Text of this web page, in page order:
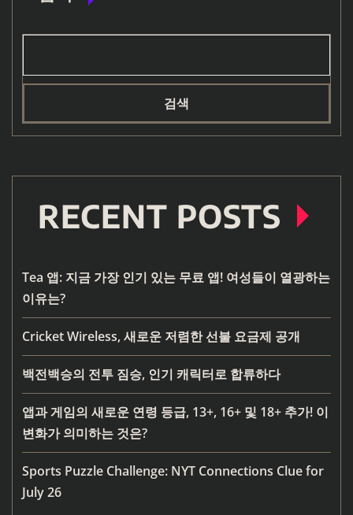
검색
RECENT POSTS
Tea 앱: 지금 가장 인기 있는 무료 앱! 여성들이 열광하는
이유는?
Cricket Wireless, 새로운 저렴한 선불 요금제 공개
백전백승의 전투 짐승, 인기 캐릭터로 합류하다
앱과 게임의 새로운 연령 등급, 13+, 16+ 및 18+ 추가! 이
변화가 의미하는 것은?
Sports Puzzle Challenge: NYT Connections Clue for
July 26